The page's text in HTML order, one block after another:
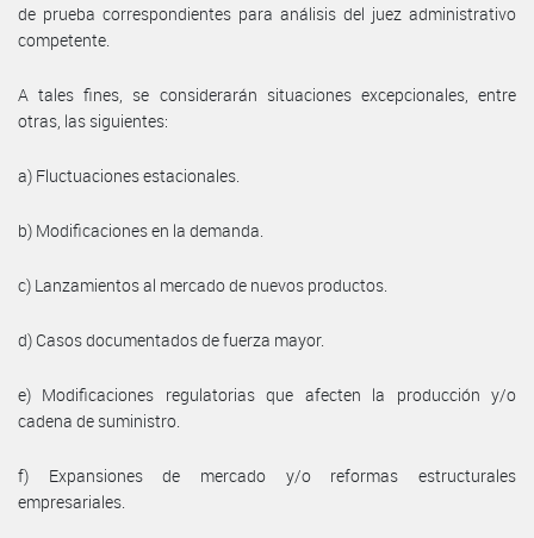
de prueba correspondientes para análisis del juez administrativo
competente.
A tales fines, se considerarán situaciones excepcionales, entre
otras, las siguientes:
a) Fluctuaciones estacionales.
b) Modificaciones en la demanda.
c) Lanzamientos al mercado de nuevos productos.
d) Casos documentados de fuerza mayor.
e) Modificaciones regulatorias que afecten la producción y/o
cadena de suministro.
f) Expansiones de mercado y/o reformas estructurales
empresariales.